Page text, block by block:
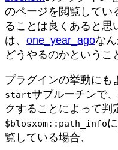
のページを閲覧してい
ることは良くあると思
は、 one_year_agoな
どうやるのかというこ
プラグインの挙動にも
startサブルーチンで、
クすることによって判
$blosxom::path_info
覧している場合、